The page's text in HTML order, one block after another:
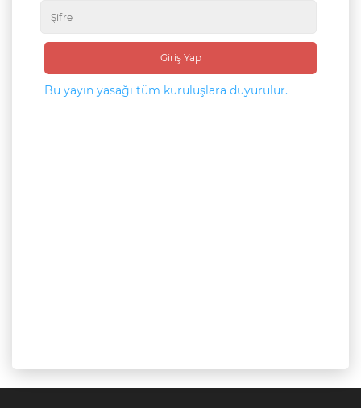
Giriş Yap
Bu yayın yasağı tüm kuruluşlara duyurulur.